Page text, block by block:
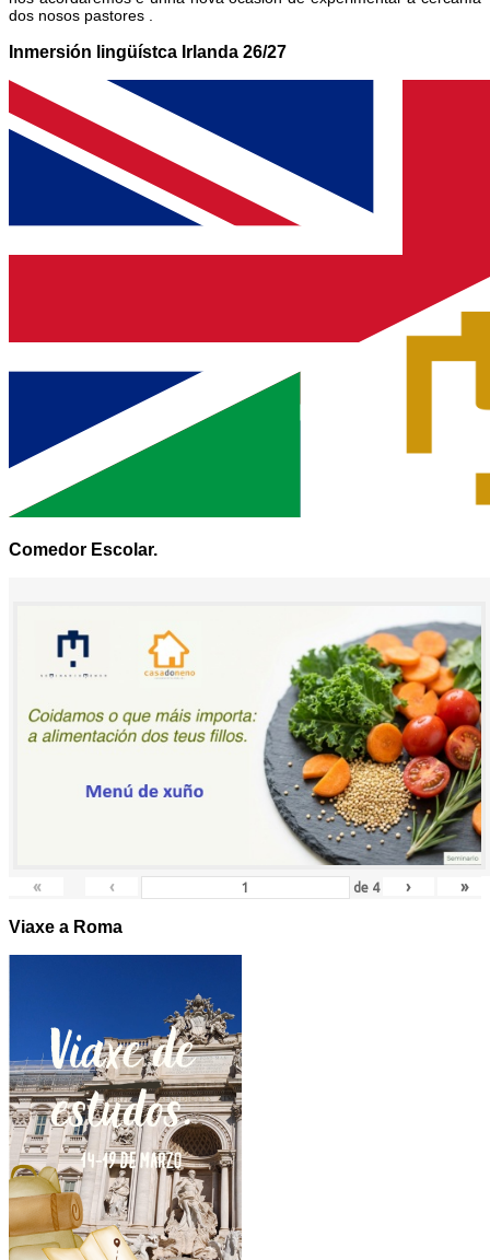
dos nosos pastores .
Inmersión lingüístca Irlanda 26/27
Comedor Escolar.
« ‹ de 4 › »
Viaxe a Roma